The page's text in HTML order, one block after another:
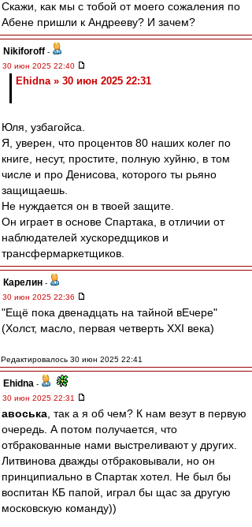
Скажи, как мы с тобой от моего сожаления по
Абене пришли к Андрееву? И зачем?
Nikiforoff -
30 июн 2025 22:40
Ehidna » 30 июн 2025 22:31
Юля, узбагойса.
Я, уверен, что процентов 80 наших колег по
книге, несут, простите, полную хуйню, в том
числе и про Денисова, которого ты рьяно
защищаешь.
Не нуждается он в твоей защите.
Он играет в основе Спартака, в отличии от
наблюдателей хускоредщиков и
трансфермаркетщиков.
Карелин -
30 июн 2025 22:36
"Ещё пока двенадцать на тайной вЕчере"
(Холст, масло, первая четверть XXI века)
Редактировалось 30 июн 2025 22:41
Ehidna -
30 июн 2025 22:31
авоська , так а я об чем? К нам везут в первую
очередь. А потом получается, что
отбракованные нами выстреливают у других.
Литвинова дважды отбраковывали, но он
принципиально в Спартак хотел. Не был бы
воспитан КБ папой, играл бы щас за другую
московскую команду))